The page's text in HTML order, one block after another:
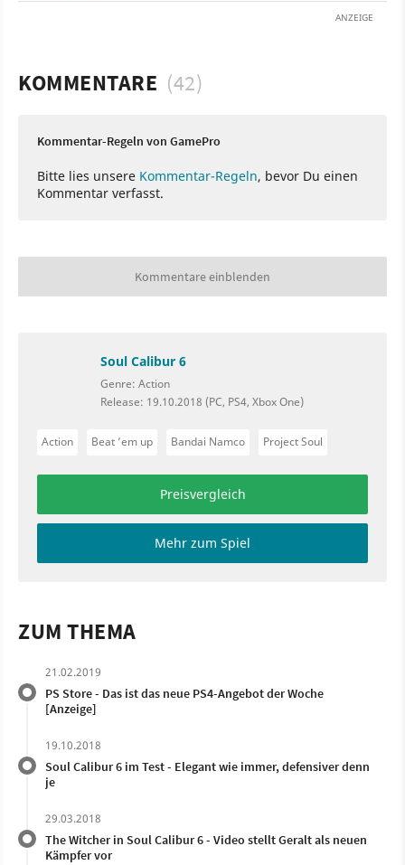
ANZEIGE
KOMMENTARE (42)
Kommentar-Regeln von GamePro
Bitte lies unsere Kommentar-Regeln, bevor Du einen
Kommentar verfasst.
Kommentare einblenden
Soul Calibur 6
Genre: Action
Release: 19.10.2018 (PC, PS4, Xbox One)
Action Beat ’em up Bandai Namco Project Soul
Preisvergleich
Mehr zum Spiel
ZUM THEMA
21.02.2019
PS Store - Das ist das neue PS4-Angebot der Woche
[Anzeige]
19.10.2018
Soul Calibur 6 im Test - Elegant wie immer, defensiver denn
je
29.03.2018
The Witcher in Soul Calibur 6 - Video stellt Geralt als neuen
Kämpfer vor